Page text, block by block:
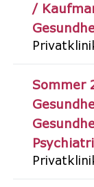
/
Sommer